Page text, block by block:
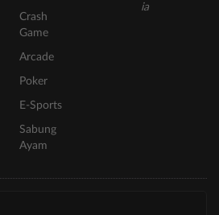
Crash
Game
Arcade
Poker
E-Sports
Sabung
Ayam